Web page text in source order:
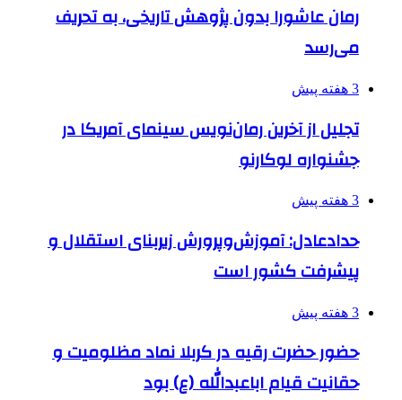
رمان عاشورا بدون پژوهش تاریخی، به تحریف
می‌رسد
3 هفته پیش
تجلیل از آخرین رمان‌نویس سینمای آمریکا در
جشنواره لوکارنو
3 هفته پیش
حدادعادل: آموزش‌وپرورش زیربنای استقلال و
پیشرفت کشور است
3 هفته پیش
حضور حضرت رقیه در کربلا نماد مظلومیت و
حقانیت قیام اباعبدالله (ع) بود